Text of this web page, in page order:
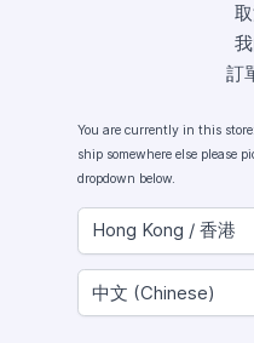
訂
You are currently in this store:
ship somewhere else please
dropdown below.